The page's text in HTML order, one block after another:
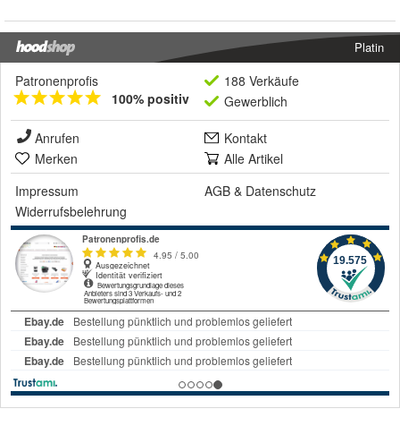
Platin
Patronenprofis
100% positiv
188 Verkäufe
Gewerblich
Anrufen
Kontakt
Merken
Alle Artikel
Impressum
AGB & Datenschutz
Widerrufsbelehrung